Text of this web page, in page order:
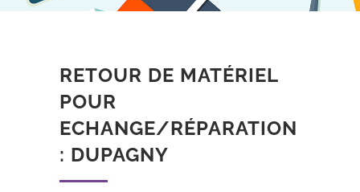
RETOUR DE MATÉRIEL
POUR
ECHANGE/RÉPARATION
: DUPAGNY